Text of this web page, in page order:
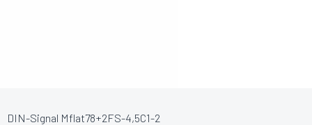
DIN-Signal Mflat78+2FS-4,5C1-2